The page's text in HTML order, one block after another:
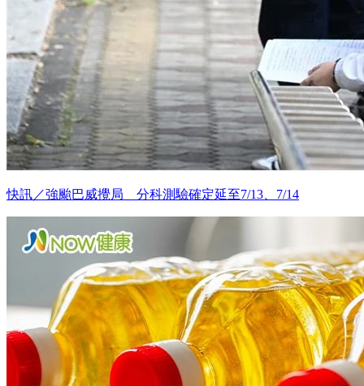
快訊／強颱巴威攪局 分科測驗確定延至7/13、7/14